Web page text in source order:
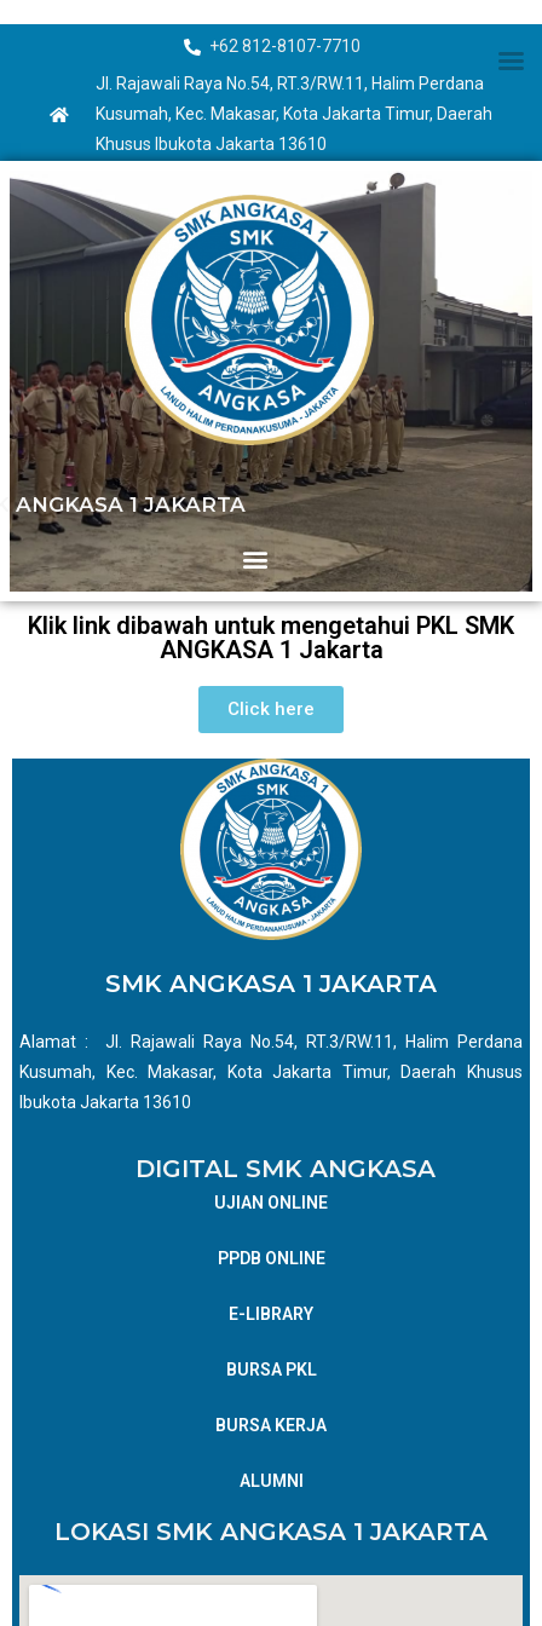
+62 812-8107-7710
Jl. Rajawali Raya No.54, RT.3/RW.11, Halim Perdana
Kusumah, Kec. Makasar, Kota Jakarta Timur, Daerah
Khusus Ibukota Jakarta 13610
ANGKASA 1 JAKARTA
Klik link dibawah untuk mengetahui PKL SMK
ANGKASA 1 Jakarta
Click here
SMK ANGKASA 1 JAKARTA
Alamat : Jl. Rajawali Raya No.54, RT.3/RW.11, Halim Perdana
Kusumah, Kec. Makasar, Kota Jakarta Timur, Daerah Khusus
Ibukota Jakarta 13610
DIGITAL SMK ANGKASA
UJIAN ONLINE
PPDB ONLINE
E-LIBRARY
BURSA PKL
BURSA KERJA
ALUMNI
LOKASI SMK ANGKASA 1 JAKARTA